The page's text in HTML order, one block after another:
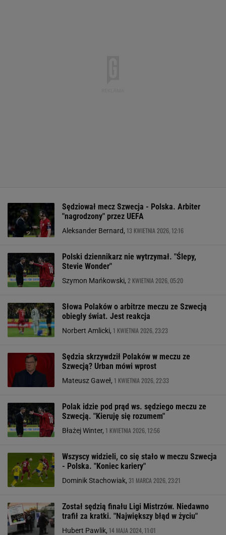
Sędziował mecz Szwecja - Polska. Arbiter
"nagrodzony" przez UEFA
Aleksander Bernard, 13 KWIETNIA 2026, 12:16
Polski dziennikarz nie wytrzymał. "Ślepy,
Stevie Wonder"
Szymon Mańkowski, 2 KWIETNIA 2026, 05:20
Słowa Polaków o arbitrze meczu ze Szwecją
obiegły świat. Jest reakcja
Norbert Amlicki, 1 KWIETNIA 2026, 23:23
Sędzia skrzywdził Polaków w meczu ze
Szwecją? Urban mówi wprost
Mateusz Gaweł, 1 KWIETNIA 2026, 22:33
Polak idzie pod prąd ws. sędziego meczu ze
Szwecją. "Kieruję się rozumem"
Błażej Winter, 1 KWIETNIA 2026, 12:56
Wszyscy widzieli, co się stało w meczu Szwecja
- Polska. "Koniec kariery"
Dominik Stachowiak, 31 MARCA 2026, 23:21
Został sędzią finału Ligi Mistrzów. Niedawno
trafił za kratki. "Największy błąd w życiu"
Hubert Pawlik, 14 MAJA 2024, 11:01